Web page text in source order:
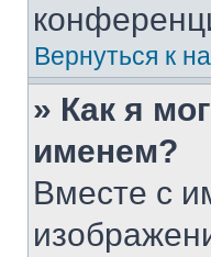
Вернуться к
» Как я
именем?
Вместе с